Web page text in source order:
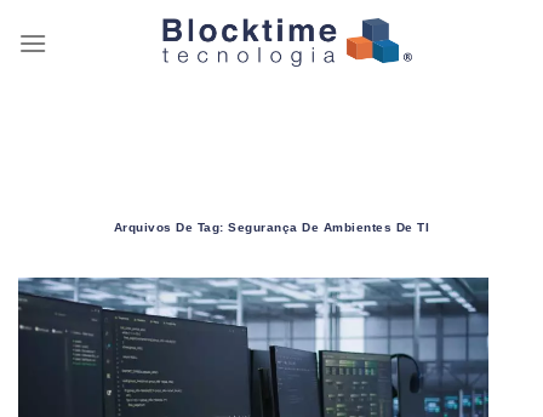
Arquivos De Tag:Segurança De Ambientes De TI